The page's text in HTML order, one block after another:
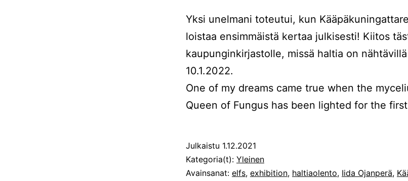
Yksi unelmani toteutui, kun
loistaa ensimmäistä kertaa julkisesti! Kiitos
kaupunginkirjastolle, missä haltia on nähtävillä
10.1.2022.
One of my dreams came true when the
Queen of Fungus has been lighted for the
Julkaistu 1.12.2021
Kategoria(t): Yleinen
Avainsanat: elfs, exhibition, haltiaolento, Iida Ojanperä,